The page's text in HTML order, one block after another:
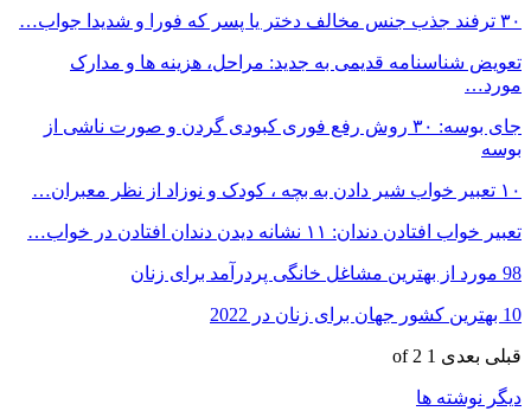
۳۰ ترفند جذب جنس مخالف دختر یا پسر که فورا و شدیدا جواب…
تعویض شناسنامه قدیمی به جدید: مراحل، هزینه ها و مدارک
مورد…
جای بوسه: ۳۰ روش رفع فوری کبودی گردن و صورت ناشی از
بوسه
۱۰ تعبیر خواب شیر دادن به بچه ، کودک و نوزاد از نظر معبران…
تعبیر خواب افتادن دندان: ۱۱ نشانه دیدن دندان افتادن در خواب…
98 مورد از بهترین مشاغل خانگی پردرآمد برای زنان
10 بهترین کشور جهان برای زنان در 2022
قبلی بعدی 1 of 2
دیگر نوشته ها